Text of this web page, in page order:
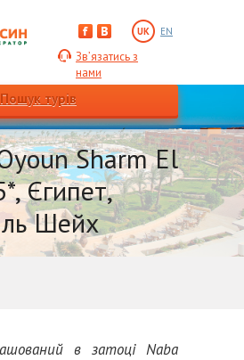
Зв’язатись з
нами
UK EN
Пошук турів
Sharm El
Єгипет,
Шейх
в затоці Nabа